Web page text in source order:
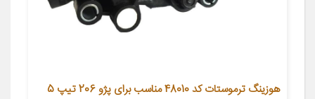
هوزینگ ترموستات کد 48010 مناسب برای پژو 206 تیپ 5